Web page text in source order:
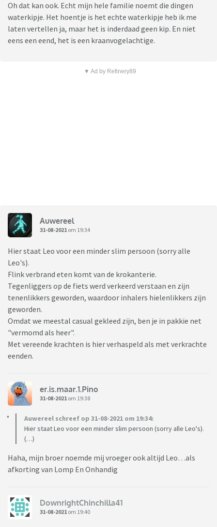
Oh dat kan ook. Echt mijn hele familie noemt die dingen
waterkipje. Het hoentje is het echte waterkipje heb ik me
laten vertellen ja, maar het is inderdaad geen kip. En niet
eens een eend, het is een kraanvogelachtige.
▼ Ad by Refinery89
Auwereel
31-08-2021 om 19:34
Hier staat Leo voor een minder slim persoon (sorry alle
Leo's).
Flink verbrand eten komt van de krokanterie.
Tegenliggers op de fiets werd verkeerd verstaan en zijn
tenenlikkers geworden, waardoor inhalers hielenlikkers zijn
geworden.
Omdat we meestal casual gekleed zijn, ben je in pakkie net
"vermomd als heer".
Met vereende krachten is hier verhaspeld als met verkrachte
eenden.
er.is.maar.1.Pino
31-08-2021 om 19:38
Auwereel schreef op 31-08-2021 om 19:34:
Hier staat Leo voor een minder slim persoon (sorry alle Leo's).
(…)
Haha, mijn broer noemde mij vroeger ook altijd Leo…als
afkorting van Lomp En Onhandig
DownrightChinchilla41
31-08-2021 om 19:40